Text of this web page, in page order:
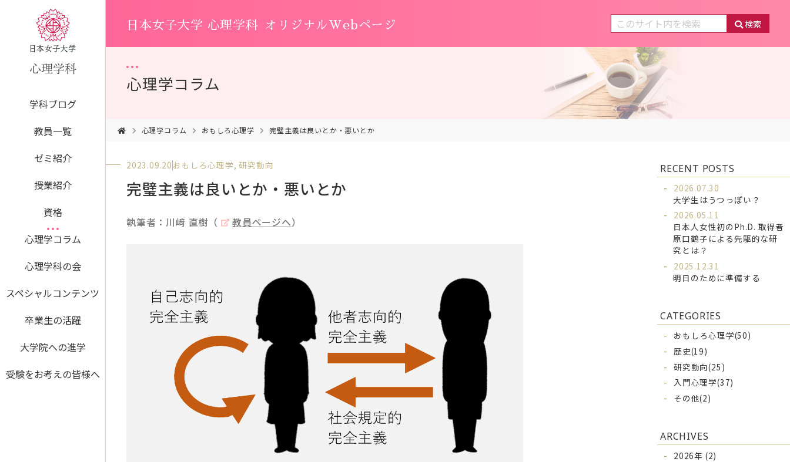
学科ブログ
教員一覧
ゼミ紹介
授業紹介
資格
心理学コラム
心理学科の会
スペシャルコンテンツ
卒業生の活躍
大学院への進学
受験をお考えの皆様へ
日本女子大学 心理学科 オリジナルWebページ 検索
心理学コラム
心理学コラム おもしろ心理学 完璧主義は良いとか・悪いとか
2023.09.20 おもしろ心理学, 研究動向
完璧主義は良いとか・悪いとか
執筆者：川﨑 直樹（ 教員ページへ）
RECENT POSTS
2026.07.30
大学生はうつっぽい？
2026.05.11
日本人女性初のPh.D. 取得者
原口鶴子による先駆的な研
究とは？
2025.12.31
明日のために準備する
CATEGORIES
おもしろ心理学(50)
歴史(19)
研究動向(25)
入門心理学(37)
その他(2)
ARCHIVES
2026年 (2)